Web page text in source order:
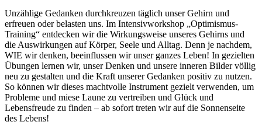
Unzählige Gedanken durchkreuzen täglich unser Gehirn und
erfreuen oder belasten uns. Im Intensivworkshop „Optimismus-
Training“ entdecken wir die Wirkungsweise unseres Gehirns und
die Auswirkungen auf Körper, Seele und Alltag. Denn je nachdem,
WIE wir denken, beeinflussen wir unser ganzes Leben! In gezielten
Übungen lernen wir, unser Denken und unsere inneren Bilder völlig
neu zu gestalten und die Kraft unserer Gedanken positiv zu nutzen.
So können wir dieses machtvolle Instrument gezielt verwenden, um
Probleme und miese Laune zu vertreiben und Glück und
Lebensfreude zu finden – ab sofort treten wir auf die Sonnenseite
des Lebens!